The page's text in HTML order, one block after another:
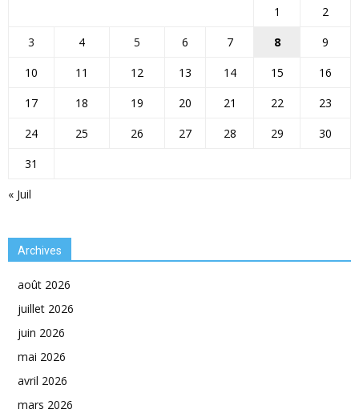
« Juil
1
2
3
4 5 6 7 8
9
10
11 12 13 14 15
16
17
18 19 20 21 22
23
24
25 26 27 28 29
30
31
Archives
août 2026
juillet 2026
juin 2026
mai 2026
avril 2026
mars 2026